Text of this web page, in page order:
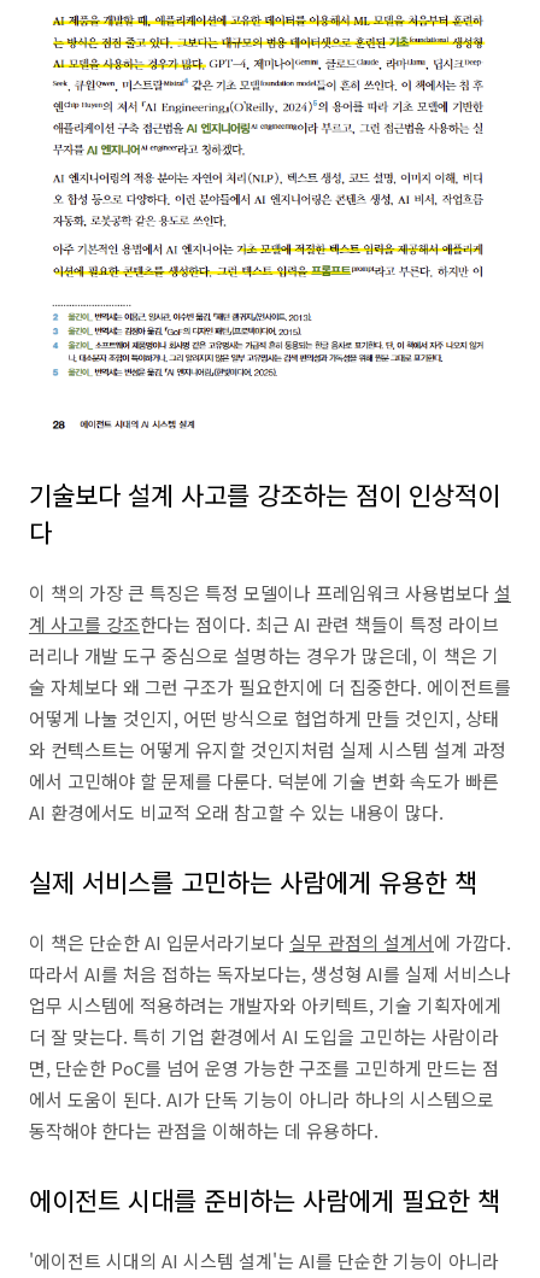
기술보다 설계 사고를 강조하는 점이 인상적이
다
이 책의 가장 큰 특징은 특정 모델이나 프레임워크 사용법보다설
계 사고를 강조한다는 점이다. 최근 AI 관련 책들이 특정 라이브
러리나 개발 도구 중심으로 설명하는 경우가 많은데, 이 책은 기
술 자체보다 왜 그런 구조가 필요한지에 더 집중한다. 에이전트를
어떻게 나눌 것인지, 어떤 방식으로 협업하게 만들 것인지, 상태
와 컨텍스트는 어떻게 유지할 것인지처럼 실제 시스템 설계 과정
에서 고민해야 할 문제를 다룬다. 덕분에 기술 변화 속도가 빠른
AI 환경에서도 비교적 오래 참고할 수 있는 내용이 많다.
실제 서비스를 고민하는 사람에게 유용한 책
이 책은 단순한 AI 입문서라기보다 실무 관점의 설계서에 가깝다.
따라서 AI를 처음 접하는 독자보다는, 생성형 AI를 실제 서비스나
업무 시스템에 적용하려는 개발자와 아키텍트, 기술 기획자에게
더 잘 맞는다. 특히 기업 환경에서 AI 도입을 고민하는 사람이라
면, 단순한 PoC를 넘어 운영 가능한 구조를 고민하게 만드는 점
에서 도움이 된다. AI가 단독 기능이 아니라 하나의 시스템으로
동작해야 한다는 관점을 이해하는 데 유용하다.
에이전트 시대를 준비하는 사람에게 필요한 책
'에이전트 시대의 AI 시스템 설계'는 AI를 단순한 기능이 아니라